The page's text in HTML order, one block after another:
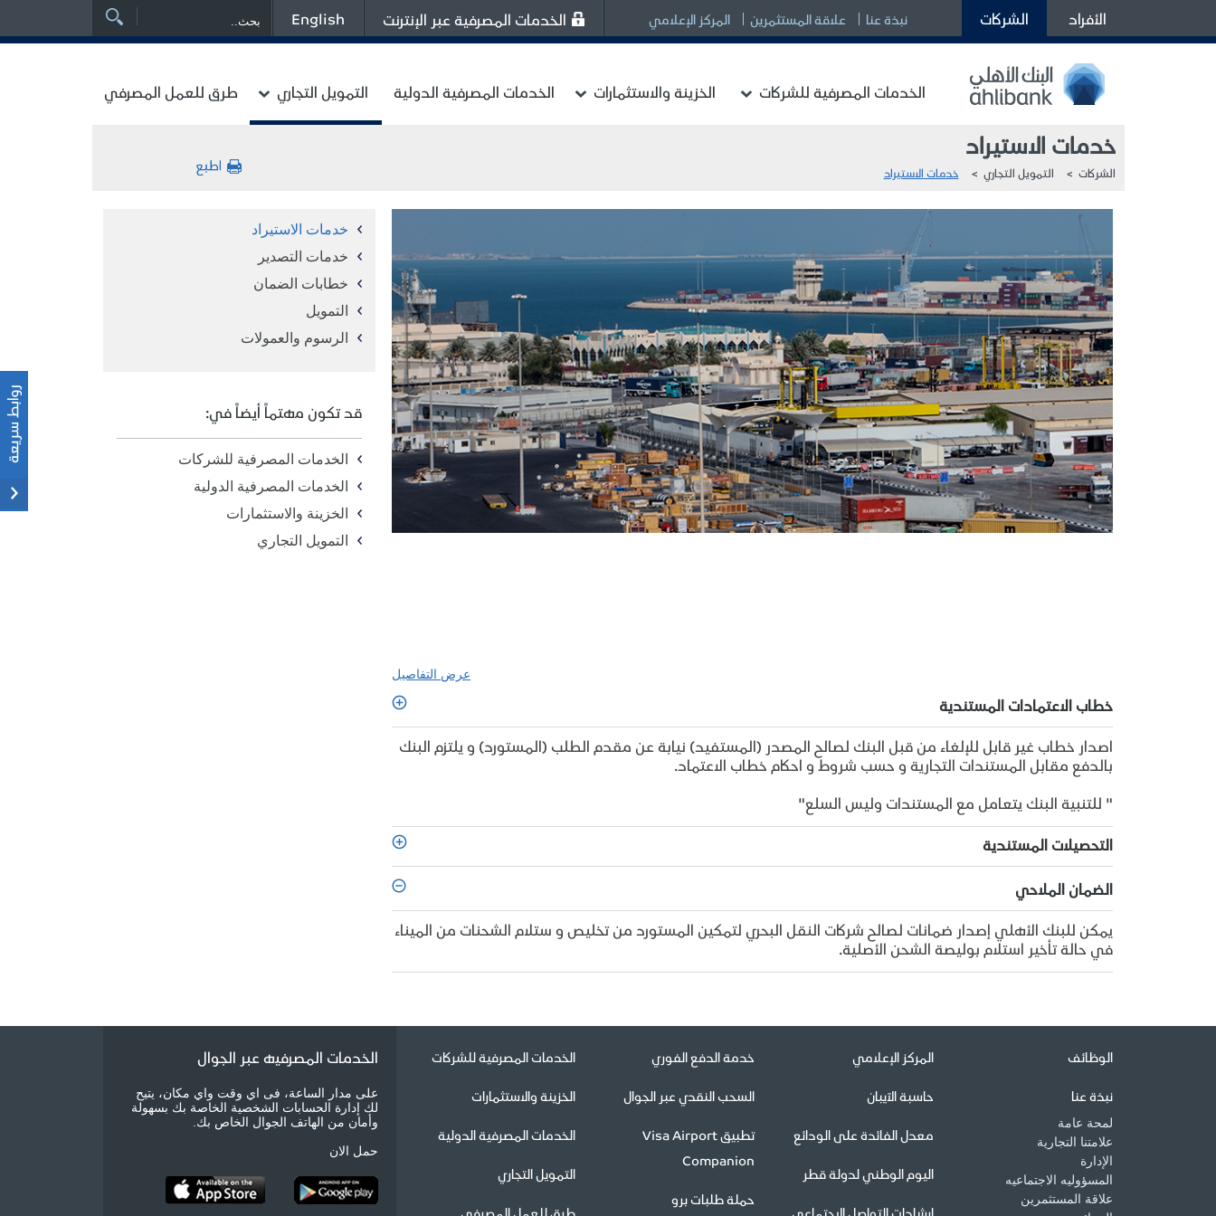
الأفراد الشركات نبذة عنا علاقة المستثمرين المركز الإعلامي الخدمات المصرفية عبر الإنترنت English
الخدمات المصرفية للشركات الخزينة والاستثمارات الخدمات المصرفية الدولية التمويل التجاري طرق للعمل المصرفي
خدمات الاستيراد
الشركات التمويل التجاري خدمات الاستيراد
عرض التفاصيل
خطاب الاعتمادات المستندية
اصدار خطاب غير قابل للإلغاء من قبل البنك لصالح المصدر (المستفيد) نيابة عن مقدم الطلب (المستورد) و يلتزم البنك
بالدفع مقابل المستندات التجارية و حسب شروط و احكام خطاب الاعتماد.
" للتنبية البنك يتعامل مع المستندات وليس السلع"
التحصيلات المستندية
الضمان الملاحي
يمكن للبنك الأهلي إصدار ضمانات لصالح شركات النقل البحري لتمكين المستورد من تخليص و ستلام الشحنات من الميناء
في حالة تأخير استلام بوليصة الشحن الأصلية.
خدمات الاستيراد
خدمات التصدير
خطابات الضمان
التمويل
الرسوم والعمولات
قد تكون مهتماً أيضاً في:
الخدمات المصرفية للشركات
الخدمات المصرفية الدولية
الخزينة والاستثمارات
التمويل التجاري
الوظائف
نبذة عنا
لمحة عامة
علامتنا التجارية
الإدارة
المسؤوليه الاجتماعيه
علاقة المستثمرين
المركز الإعلامي
حاسبة الآيبان
معدل الفائدة على الودائع
اليوم الوطني لدولة قطر
خدمة الدفع الفوري
السحب النقدي عبر الجوال
تطبيق Visa Airport
Companion
حملة طلبات برو
الخدمات المصرفية للشركات
الخزينة والاستثمارات
الخدمات المصرفية الدولية
التمويل التجاري
الخدمات المصرفيه عبر الجوال
على مدار الساعة، فى اي وقت واي مكان، يتيح
لك إدارة الحسابات الشخصية الخاصة بك بسهولة
وأمان من الهاتف الجوال الخاص بك.
حمل الان